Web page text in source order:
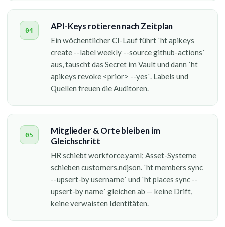
04 API-Keys rotieren nach Zeitplan
Ein wöchentlicher CI-Lauf führt `ht apikeys
create --label weekly --source github-actions`
aus, tauscht das Secret im Vault und dann `ht
apikeys revoke <prior> --yes`. Labels und
Quellen freuen die Auditoren.
05
Mitglieder & Orte bleiben im
Gleichschritt
HR schiebt workforce.yaml; Asset-Systeme
schieben customers.ndjson. `ht members sync
--upsert-by username` und `ht places sync --
upsert-by name` gleichen ab — keine Drift,
keine verwaisten Identitäten.